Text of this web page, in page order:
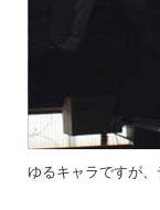
ゆるキャラですが